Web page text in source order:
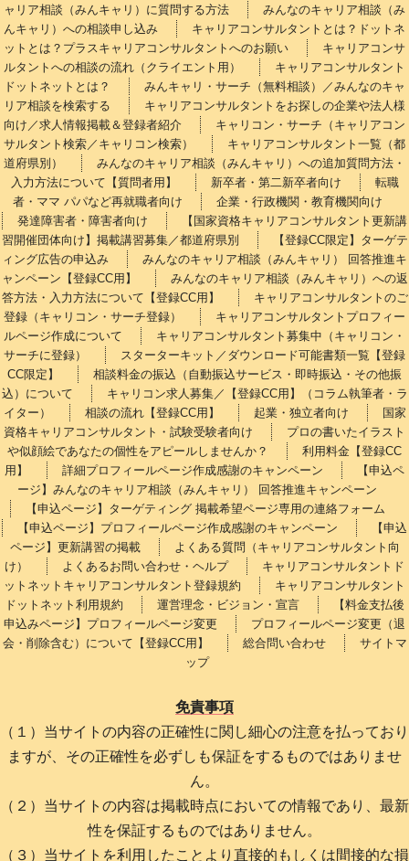
ャリア相談（みんキャリ）に質問する方法
みんなのキャリア相談（み
んキャリ）への相談申し込み
キャリアコンサルタントとは？ドットネ
ットとは？プラスキャリアコンサルタントへのお願い
キャリアコンサ
ルタントへの相談の流れ（クライエント用）
キャリアコンサルタント
ドットネットとは？
みんキャリ・サーチ（無料相談）／みんなのキャ
リア相談を検索する
キャリアコンサルタントをお探しの企業や法人様
向け／求人情報掲載＆登録者紹介
キャリコン・サーチ（キャリアコン
サルタント検索／キャリコン検索）
キャリアコンサルタント一覧（都
道府県別）
みんなのキャリア相談（みんキャリ）への追加質問方法・
入力方法について【質問者用】
新卒者・第二新卒者向け
転職
者・ママ パパなど再就職者向け
企業・行政機関・教育機関向け
発達障害者・障害者向け
【国家資格キャリアコンサルタント更新講
習開催団体向け】掲載講習募集／都道府県別
【登録CC限定】ターゲテ
ィング広告の申込み
みんなのキャリア相談（みんキャリ） 回答推進キ
ャンペーン【登録CC用】
みんなのキャリア相談（みんキャリ）への返
答方法・入力方法について【登録CC用】
キャリアコンサルタントのご
登録（キャリコン・サーチ登録）
キャリアコンサルタントプロフィー
ルページ作成について
キャリアコンサルタント募集中（キャリコン・
サーチに登録）
スターターキット／ダウンロード可能書類一覧【登録
CC限定】
相談料金の振込（自動振込サービス・即時振込・その他振
込）について
キャリコン求人募集／【登録CC用】（コラム執筆者・ラ
イター）
相談の流れ【登録CC用】 起業・独立者向け
国家
資格キャリアコンサルタント・試験受験者向け
プロの書いたイラスト
や似顔絵であなたの個性をアピールしませんか？
利用料金【登録CC
用】
詳細プロフィールページ作成感謝のキャンペーン
【申込ペ
ージ】みんなのキャリア相談（みんキャリ） 回答推進キャンペーン
【申込ページ】ターゲティング 掲載希望ページ専用の連絡フォーム
【申込ページ】プロフィールページ作成感謝のキャンペーン
【申込
ページ】更新講習の掲載
よくある質問（キャリアコンサルタント向
け）
よくあるお問い合わせ・ヘルプ
キャリアコンサルタントド
ットネットキャリアコンサルタント登録規約
キャリアコンサルタント
ドットネット利用規約
運営理念・ビジョン・宣言
【料金支払後
申込みページ】プロフィールページ変更
プロフィールページ変更（退
会・削除含む）について【登録CC用】
総合問い合わせ
サイトマ
ップ
免責事項
（１）当サイトの内容の正確性に関し細心の注意を払っており
ますが、その正確性を必ずしも保証をするものではありませ
ん。
（２）当サイトの内容は掲載時点においての情報であり、最新
性を保証するものではありません。
（３）当サイトを利用したことより直接的もしくは間接的な損